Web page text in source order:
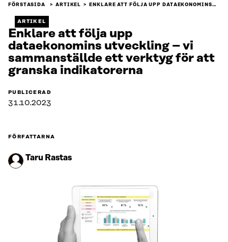
FÖRSTASIDA ARTIKEL ENKLARE ATT FÖLJA UPP DATAEKONOMINS…
ARTIKEL
Enklare att följa upp
dataekonomins utveckling – vi
sammanställde ett verktyg för att
granska indikatorerna
PUBLICERAD
31.10.2023
FÖRFATTARNA
Taru Rastas